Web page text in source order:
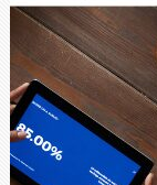
Avia 2は
× 80°の
ードを
ること